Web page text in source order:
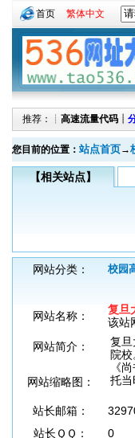
首页 繁体中文
推荐：┊ 高速流量代码 ┊
您目前的位置： 站点首页→
【相关站点】
网站分类： 校园
网站名称：
复旦
该站
网站简介：
复旦
院
《
托当
网站缩略图：
站长邮箱：
站长ＱＱ：
0